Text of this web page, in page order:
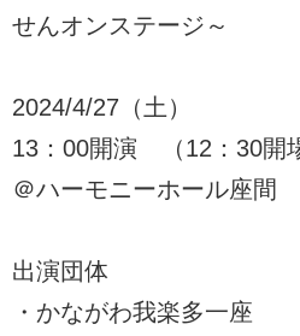
せんオンステージ～
2024/4/27（土）
13：00開演 （12：30開
＠ハーモニーホール座間
出演団体
・かながわ我楽多一座